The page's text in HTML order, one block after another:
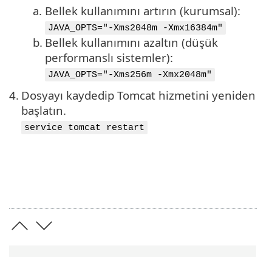
a. Bellek kullanımını artırın (kurumsal):
JAVA_OPTS="-Xms2048m -Xmx16384m"
b. Bellek kullanımını azaltın (düşük
performanslı sistemler):
JAVA_OPTS="-Xms256m -Xmx2048m"
4. Dosyayı kaydedip Tomcat hizmetini yeniden
başlatın.
service tomcat restart